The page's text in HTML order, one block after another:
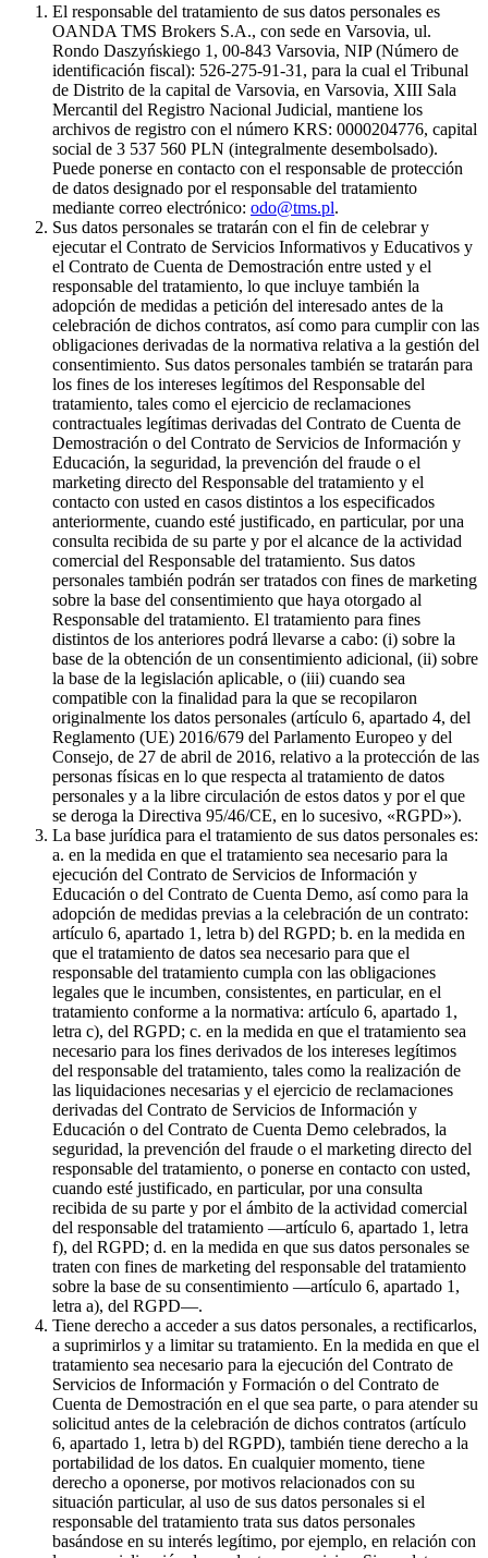
El responsable del tratamiento de sus datos personales es
OANDA TMS Brokers S.A., con sede en Varsovia, ul.
Rondo Daszyńskiego 1, 00-843 Varsovia, NIP (Número de
identificación fiscal): 526-275-91-31, para la cual el Tribunal
de Distrito de la capital de Varsovia, en Varsovia, XIII Sala
Mercantil del Registro Nacional Judicial, mantiene los
archivos de registro con el número KRS: 0000204776, capital
social de 3 537 560 PLN (integralmente desembolsado).
Puede ponerse en contacto con el responsable de protección
de datos designado por el responsable del tratamiento
mediante correo electrónico: odo@tms.pl.
Sus datos personales se tratarán con el fin de celebrar y
ejecutar el Contrato de Servicios Informativos y Educativos y
el Contrato de Cuenta de Demostración entre usted y el
responsable del tratamiento, lo que incluye también la
adopción de medidas a petición del interesado antes de la
celebración de dichos contratos, así como para cumplir con las
obligaciones derivadas de la normativa relativa a la gestión del
consentimiento. Sus datos personales también se tratarán para
los fines de los intereses legítimos del Responsable del
tratamiento, tales como el ejercicio de reclamaciones
contractuales legítimas derivadas del Contrato de Cuenta de
Demostración o del Contrato de Servicios de Información y
Educación, la seguridad, la prevención del fraude o el
marketing directo del Responsable del tratamiento y el
contacto con usted en casos distintos a los especificados
anteriormente, cuando esté justificado, en particular, por una
consulta recibida de su parte y por el alcance de la actividad
comercial del Responsable del tratamiento. Sus datos
personales también podrán ser tratados con fines de marketing
sobre la base del consentimiento que haya otorgado al
Responsable del tratamiento. El tratamiento para fines
distintos de los anteriores podrá llevarse a cabo: (i) sobre la
base de la obtención de un consentimiento adicional, (ii) sobre
la base de la legislación aplicable, o (iii) cuando sea
compatible con la finalidad para la que se recopilaron
originalmente los datos personales (artículo 6, apartado 4, del
Reglamento (UE) 2016/679 del Parlamento Europeo y del
Consejo, de 27 de abril de 2016, relativo a la protección de las
personas físicas en lo que respecta al tratamiento de datos
personales y a la libre circulación de estos datos y por el que
se deroga la Directiva 95/46/CE, en lo sucesivo, «RGPD»).
La base jurídica para el tratamiento de sus datos personales es:
a. en la medida en que el tratamiento sea necesario para la
ejecución del Contrato de Servicios de Información y
Educación o del Contrato de Cuenta Demo, así como para la
adopción de medidas previas a la celebración de un contrato:
artículo 6, apartado 1, letra b) del RGPD; b. en la medida en
que el tratamiento de datos sea necesario para que el
responsable del tratamiento cumpla con las obligaciones
legales que le incumben, consistentes, en particular, en el
tratamiento conforme a la normativa: artículo 6, apartado 1,
letra c), del RGPD; c. en la medida en que el tratamiento sea
necesario para los fines derivados de los intereses legítimos
del responsable del tratamiento, tales como la realización de
las liquidaciones necesarias y el ejercicio de reclamaciones
derivadas del Contrato de Servicios de Información y
Educación o del Contrato de Cuenta Demo celebrados, la
seguridad, la prevención del fraude o el marketing directo del
responsable del tratamiento, o ponerse en contacto con usted,
cuando esté justificado, en particular, por una consulta
recibida de su parte y por el ámbito de la actividad comercial
del responsable del tratamiento —artículo 6, apartado 1, letra
f), del RGPD; d. en la medida en que sus datos personales se
traten con fines de marketing del responsable del tratamiento
sobre la base de su consentimiento —artículo 6, apartado 1,
letra a), del RGPD—.
Tiene derecho a acceder a sus datos personales, a rectificarlos,
a suprimirlos y a limitar su tratamiento. En la medida en que el
tratamiento sea necesario para la ejecución del Contrato de
Servicios de Información y Formación o del Contrato de
Cuenta de Demostración en el que sea parte, o para atender su
solicitud antes de la celebración de dichos contratos (artículo
6, apartado 1, letra b) del RGPD), también tiene derecho a la
portabilidad de los datos. En cualquier momento, tiene
derecho a oponerse, por motivos relacionados con su
situación particular, al uso de sus datos personales si el
responsable del tratamiento trata sus datos personales
basándose en su interés legítimo, por ejemplo, en relación con